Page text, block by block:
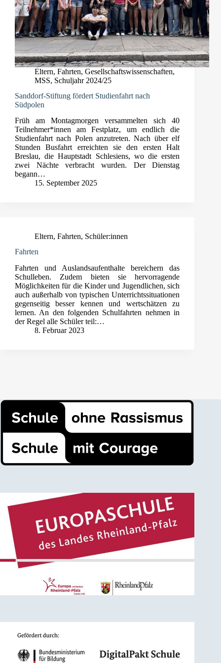
Eltern, Fahrten, Gesellschaftswissenschaften,
MSS, Schuljahr 2024/25
Sanddorf-Stiftung fördert Studienfahrt nach
Südpolen
Früh am Montagmorgen versammelten sich 40
Teilnehmer*innen am Festplatz, um endlich die
Studienfahrt nach Polen anzutreten. Nach über elf
Stunden Busfahrt erreichten sie den ersten Halt
Breslau, die Hauptstadt Schlesiens, wo die ersten
zwei Nächte verbracht wurden. Der Dienstag
begann…
15. September 2025
Eltern, Fahrten, Schüler:innen
Fahrten
Fahrten und Auslandsaufenthalte bereichern das
Schulleben. Zudem bieten sie hervorragende
Möglichkeiten für die Kinder und Jugendlichen, sich
auch außerhalb von typischen Unterrichtssituationen
gegenseitig besser kennen und wertschätzen zu
lernen. An den folgenden Schulfahrten nehmen in
der Regel alle Schüler teil:…
8. Februar 2023